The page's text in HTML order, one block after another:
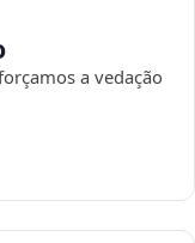
a vedação